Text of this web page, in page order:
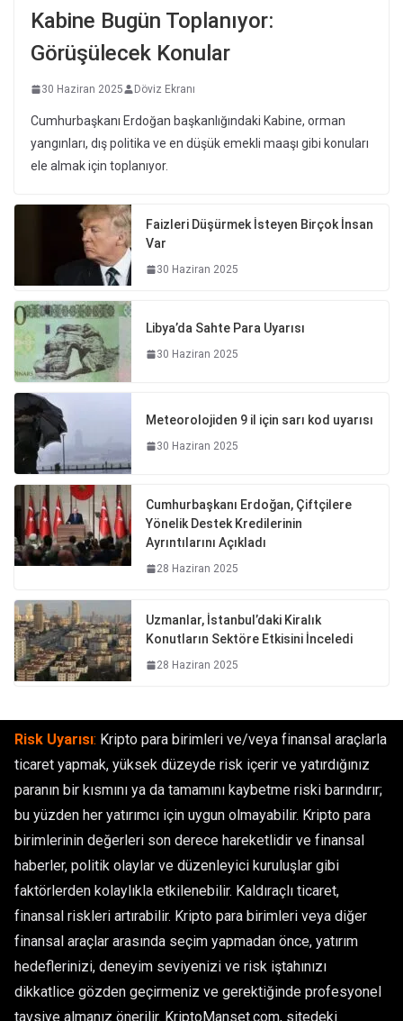
Kabine Bugün Toplanıyor:
Görüşülecek Konular
30 Haziran 2025 Döviz Ekranı
Cumhurbaşkanı Erdoğan başkanlığındaki Kabine, orman
yangınları, dış politika ve en düşük emekli maaşı gibi konuları
ele almak için toplanıyor.
Faizleri Düşürmek İsteyen Birçok İnsan
Var
30 Haziran 2025
Libya’da Sahte Para Uyarısı
30 Haziran 2025
Meteorolojiden 9 il için sarı kod uyarısı
30 Haziran 2025
Cumhurbaşkanı Erdoğan, Çiftçilere
Yönelik Destek Kredilerinin
Ayrıntılarını Açıkladı
28 Haziran 2025
Uzmanlar, İstanbul’daki Kiralık
Konutların Sektöre Etkisini İnceledi
28 Haziran 2025
Risk Uyarısı: Kripto para birimleri ve/veya finansal araçlarla
ticaret yapmak, yüksek düzeyde risk içerir ve yatırdığınız
paranın bir kısmını ya da tamamını kaybetme riski barındırır;
bu yüzden her yatırımcı için uygun olmayabilir. Kripto para
birimlerinin değerleri son derece hareketlidir ve finansal
haberler, politik olaylar ve düzenleyici kuruluşlar gibi
faktörlerden kolaylıkla etkilenebilir. Kaldıraçlı ticaret,
finansal riskleri artırabilir. Kripto para birimleri veya diğer
finansal araçlar arasında seçim yapmadan önce, yatırım
hedeflerinizi, deneyim seviyenizi ve risk iştahınızı
dikkatlice gözden geçirmeniz ve gerektiğinde profesyonel
tavsiye almanız önerilir. KriptoManset.com, sitedeki